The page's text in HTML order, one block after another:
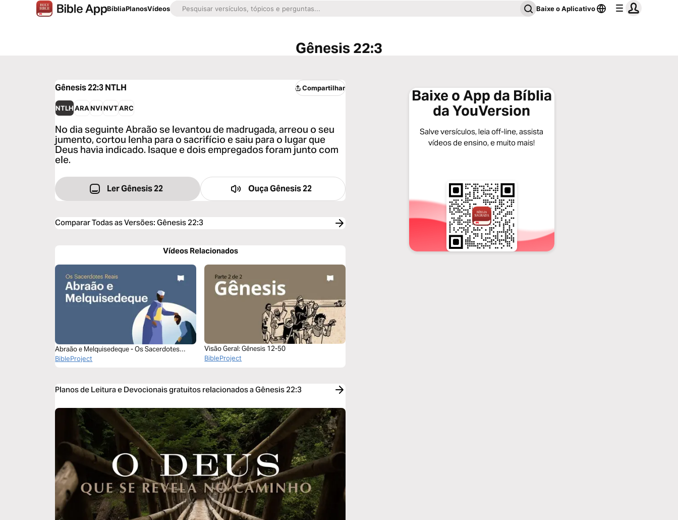
BíbliaPlanosVídeos Baixe o Aplicativo
Gênesis 22:3
Gênesis 22:3NTLH Compartilhar
NTLH ARA NVI NVTARC
No dia seguinte Abraão se levantou de madrugada, arreou o seu
jumento, cortou lenha para o sacrifício e saiu para o lugar que
Deus havia indicado. Isaque e dois empregados foram junto com
ele.
Ler Gênesis 22 OuçaGênesis 22
Comparar Todas as Versões:Gênesis 22:3
Vídeos Relacionados
Abraão e Melquisedeque - Os Sacerdotes
Reais (Episódio 2)
BibleProject
Visão Geral: Gênesis 12-50
BibleProject
Planos de Leitura e Devocionais gratuitos relacionados a Gênesis 22:3
Baixe o App da Bíblia
da YouVersion
Salve versículos, leia off-line, assista
vídeos de ensino, e muito mais!